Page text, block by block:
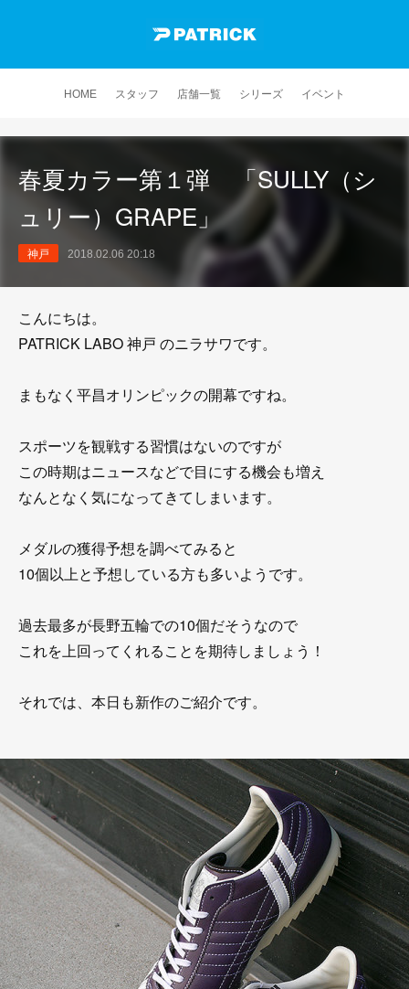
HOME スタッフ 店舗一覧 シリーズ イベント
春夏カラー第１弾 「SULLY（シ
ュリー）GRAPE」
神戸 2018.02.06 20:18
こんにちは。
PATRICK LABO 神戸 のニラサワです。
まもなく平昌オリンピックの開幕ですね。
スポーツを観戦する習慣はないのですが
この時期はニュースなどで目にする機会も増え
なんとなく気になってきてしまいます。
メダルの獲得予想を調べてみると
10個以上と予想している方も多いようです。
過去最多が長野五輪での10個だそうなので
これを上回ってくれることを期待しましょう！
それでは、本日も新作のご紹介です。